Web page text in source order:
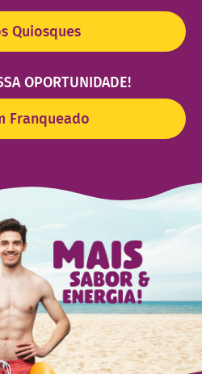
Quiosques
OPORTUNIDADE!
Franqueado